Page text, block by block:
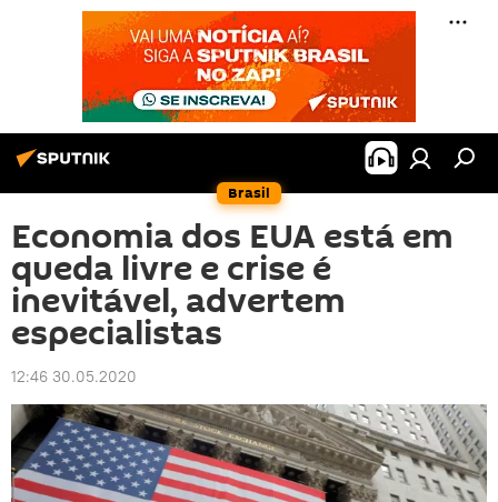
Brasil
Economia dos EUA está em
queda livre e crise é
inevitável, advertem
especialistas
12:46 30.05.2020